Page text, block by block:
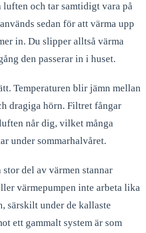
luften och tar samtidigt vara på
sedan för att värma upp
in. Du slipper alltså värma
den passerar in i huset.
Temperaturen blir jämn mellan
dragiga hörn. Filtret fångar
når dig, vilket många
under sommarhalvåret.
del av värmen stannar
värmepumpen inte arbeta lika
särskilt under de kallaste
ett gammalt system är som